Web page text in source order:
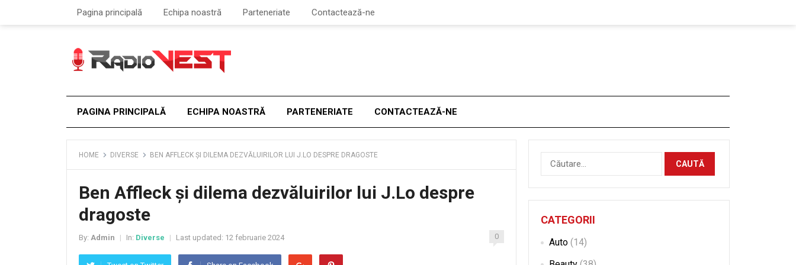
Pagina principală Echipa noastră Parteneriate Contactează-ne
PAGINA PRINCIPALĂ ECHIPA NOASTRĂ PARTENERIATE CONTACTEAZĂ-NE
HOME DIVERSE BEN AFFLECK ȘI DILEMA DEZVĂLUIRILOR LUI J.LO DESPRE DRAGOSTE
Ben Affleck și dilema dezvăluirilor lui J.Lo despre
dragoste
By: Admin In: Diverse Last updated: 12 februarie 2024 0
Caută
după:
CATEGORII
Auto (14)